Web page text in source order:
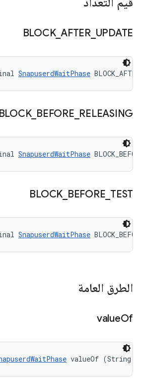
BLOCK_ AFTER_ UPDATE
SnapuserdWaitPhase
BLOCK_ BEFORE RELEASING
SnapuserdWaitPhase
BLOCK BEFORE TEST
SnapuserdWaitPhase
الطرق العامة
valueOf
valueOf (String